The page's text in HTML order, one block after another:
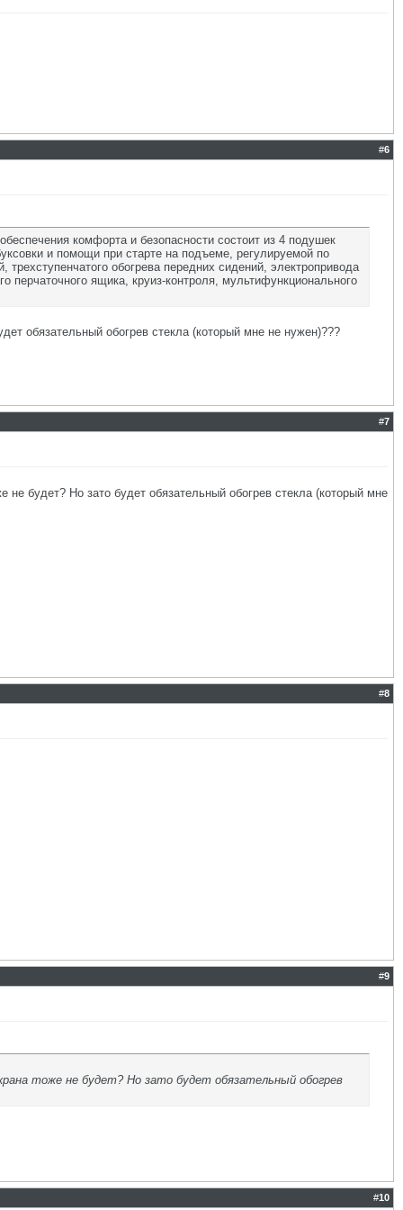
#6
комфорта и безопасности состоит из 4 подушек
и помощи при старте на подъеме, регулируемой по
обогрева передних сидений, электропривода
перчаточного ящика, круиз-контроля, мультифункционального
обязательный обогрев стекла (который мне не нужен)???
#7
будет? Но зато будет обязательный обогрев стекла (который мне
#8
#9
тоже не будет? Но зато будет обязательный обогрев
#10